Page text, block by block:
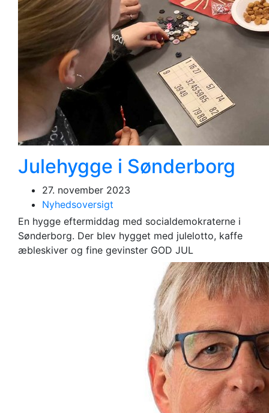
Julehygge i Sønderborg
27. november 2023
Nyhedsoversigt
En hygge eftermiddag med socialdemokraterne i
Sønderborg. Der blev hygget med julelotto, kaffe
æbleskiver og fine gevinster GOD JUL